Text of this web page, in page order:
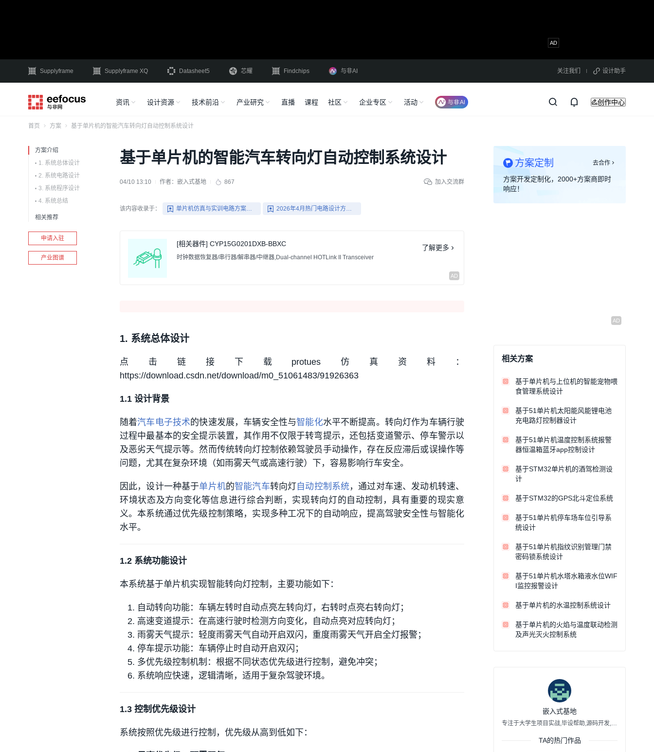
Supplyframe Supplyframe XQ Datasheet5 芯耀 Findchips 与非AI 关注我们 设计助手
资讯 设计资源 技术前沿 产业研究 直播 课程 社区 企业专区 活动 创作中心
首页 方案 基于单片机的智能汽车转向灯自动控制系统设计
方案介绍
1. 系统总体设计
2. 系统电路设计
3. 系统程序设计
4. 系统总结
相关推荐
申请入驻
产业图谱
基于单片机的智能汽车转向灯自动控制系统设计
04/10 13:10 作者： 嵌入式基地 867 加入交流群
该内容收录于： 单片机仿真与实训电路方案合集 2026年4月热门电路设计方案精选
[相关器件] CYP15G0201DXB-BBXC
时钟数据恢复器/串行器/解串器/中继器,Dual-channel HOTLink II Transceiver
了解更多
1. 系统总体设计
点击链接下载protues仿真资料：
https://download.csdn.net/download/m0_51061483/91926363
1.1 设计背景
随着汽车电子技术的快速发展，车辆安全性与智能化水平不断提高。转向灯作为车辆行驶
过程中最基本的安全提示装置，其作用不仅限于转弯提示，还包括变道警示、停车警示以
及恶劣天气提示等。然而传统转向灯控制依赖驾驶员手动操作，存在反应滞后或误操作等
问题，尤其在复杂环境（如雨雾天气或高速行驶）下，容易影响行车安全。
因此，设计一种基于单片机的智能汽车转向灯 自动控制系统，通过对车速、发动机转速、
环境状态及方向变化等信息进行综合判断，实现转向灯的自动控制，具有重要的现实意
义。本系统通过优先级控制策略，实现多种工况下的自动响应，提高驾驶安全性与智能化
水平。
1.2 系统功能设计
本系统基于单片机实现智能转向灯控制，主要功能如下：
自动转向功能：车辆左转时自动点亮左转向灯，右转时点亮右转向灯；
高速变道提示：在高速行驶时检测方向变化，自动点亮对应转向灯；
雨雾天气提示：轻度雨雾天气自动开启双闪，重度雨雾天气开启全灯报警；
停车提示功能：车辆停止时自动开启双闪；
多优先级控制机制：根据不同状态优先级进行控制，避免冲突；
系统响应快速，逻辑清晰，适用于复杂驾驶环境。
1.3 控制优先级设计
系统按照优先级进行控制，优先级从高到低如下：
方案定制 去合作
方案开发定制化，2000+方案商即时
响应！
相关方案
基于单片机与上位机的智能宠物喂
食管理系统设计
基于51单片机太阳能风能锂电池
充电路灯控制器设计
基于51单片机温度控制系统报警
器恒温箱蓝牙app控制设计
基于STM32单片机的酒驾检测设
计
基于STM32的GPS北斗定位系统
基于51单片机停车场车位引导系
统设计
基于51单片机指纹识别管理门禁
密码锁系统设计
基于51单片机水塔水箱液水位WIF
I监控报警设计
基于单片机的水温控制系统设计
基于单片机的火焰与温度联动检测
及声光灭火控制系统
嵌入式基地
专注于大学生项目实战,毕设帮助,源码开发,文档编写,毕业答疑辅导等。VX：aerb2022
TA的热门作品